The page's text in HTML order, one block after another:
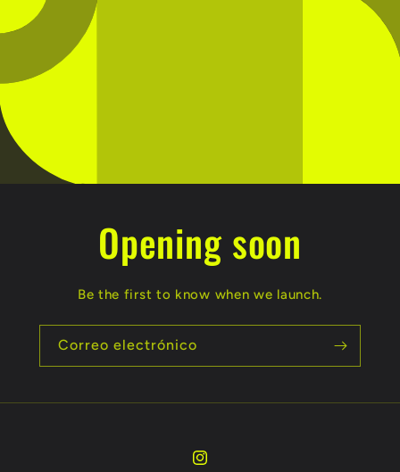
Opening soon
Be the first to know when we launch.
Correo electrónico
Instagram